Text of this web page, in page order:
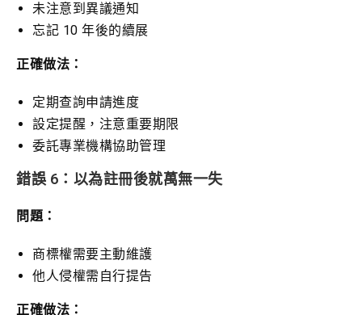
未注意到異議通知
忘記 10 年後的續展
正確做法：
定期查詢申請進度
設定提醒，注意重要期限
委託專業機構協助管理
錯誤 6：以為註冊後就萬無一失
問題：
商標權需要主動維護
他人侵權需自行提告
正確做法：